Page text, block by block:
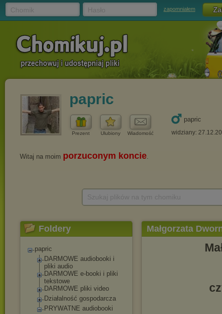
zapomniałem
papric
Prezent Ulubiony Wiadomość
papric
widziany:
Foldery
papric
DARMOWE audiobooki i
pliki audio
DARMOWE e-booki i pliki
tekstowe
DARMOWE pliki video
Działalność gospodarcza
PRYWATNE audiobooki
Małgorzata